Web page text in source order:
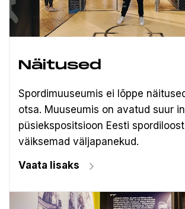
Näitused
Spordimuuseumis ei lõppe
otsa. Muuseumis on avatud suur
püsiekspositsioon Eesti
väiksemad väljapanekud.
Vaata lisaks